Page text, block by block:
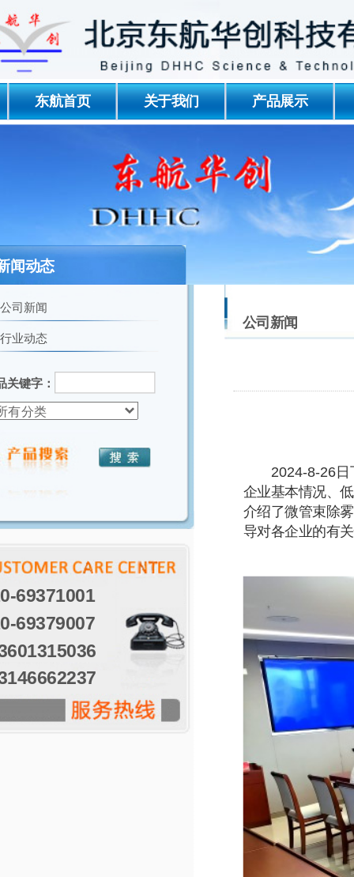
东航首页 关于我们 产品展示
闻动态
公司新闻
行业动态
关键字：
69371001
69379007
公司新闻
2024-8-26日下
企业基本情况、
介绍了微管束除
导对各企业的有